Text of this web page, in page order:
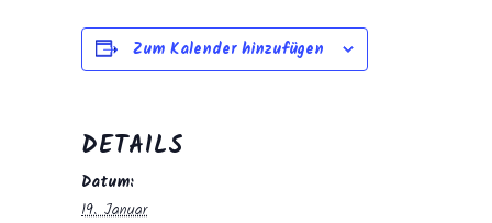
Zum Kalender hinzufügen
DETAILS
Datum:
19. Januar